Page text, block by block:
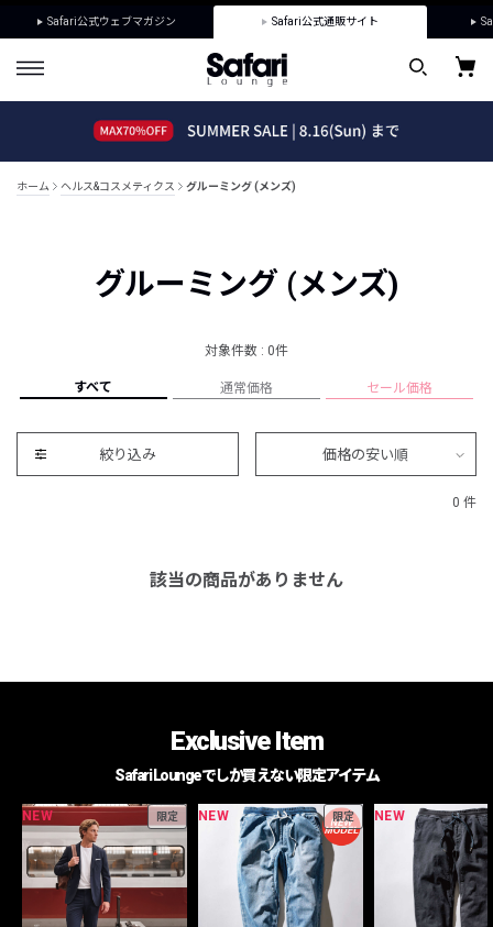
Safari公式ウェブマガジン Safari公式通販サイト
ホーム ヘルス&コスメティクス グルーミング (メンズ)
グルーミング (メンズ)
対象件数 : 0件
すべて 通常価格 セール価格
絞り込み 価格の安い順
0 件
該当の商品がありません
Exclusive Item
Safari Loungeでしか買えない限定アイテム
NEW 限定 NEW 限定 NEW